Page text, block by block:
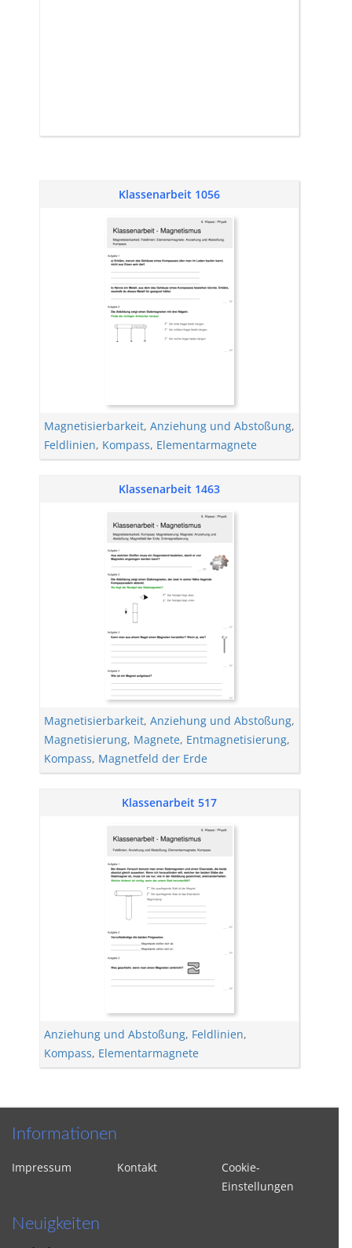
Klassenarbeit 1056
Magnetisierbarkeit, Anziehung und Abstoßung,
Feldlinien, Kompass, Elementarmagnete
Klassenarbeit 1463
Magnetisierbarkeit, Anziehung und Abstoßung,
Magnetisierung, Magnete, Entmagnetisierung,
Kompass, Magnetfeld der Erde
Klassenarbeit 517
Anziehung und Abstoßung, Feldlinien,
Kompass, Elementarmagnete
Informationen
Impressum Kontakt
Cookie-
Einstellungen
Neuigkeiten